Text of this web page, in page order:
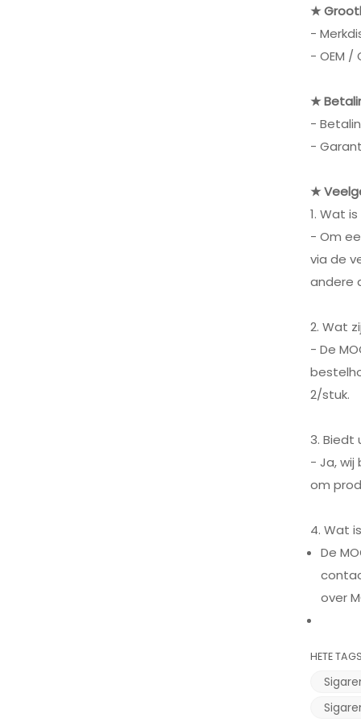
★
-
- OEM /
★
-
-
★
1. Wat
- Om
via de
andere
2. Wat
- De
2/stuk.
3. Biedt
- Ja, wij
om
4. Wat
De
over
HETE